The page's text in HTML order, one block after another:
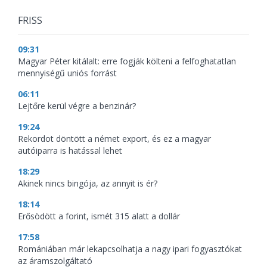
FRISS
09:31
Magyar Péter kitálalt: erre fogják költeni a felfoghatatlan
mennyiségű uniós forrást
06:11
Lejtőre kerül végre a benzinár?
19:24
Rekordot döntött a német export, és ez a magyar
autóiparra is hatással lehet
18:29
Akinek nincs bingója, az annyit is ér?
18:14
Erősödött a forint, ismét 315 alatt a dollár
17:58
Romániában már lekapcsolhatja a nagy ipari fogyasztókat
az áramszolgáltató